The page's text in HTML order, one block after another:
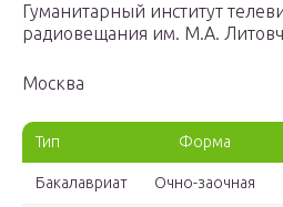
Гуманитарный институт
радиовещания им. М.А.
Москва
Тип Форма
Бакалавриат Очно-заочная